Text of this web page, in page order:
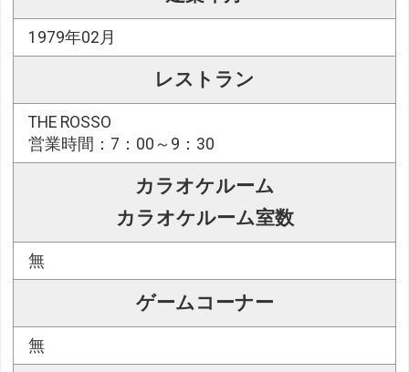
1979年02月
レストラン
THE ROSSO
営業時間：7：00～9：30
カラオケルーム
カラオケルーム室数
無
ゲームコーナー
無